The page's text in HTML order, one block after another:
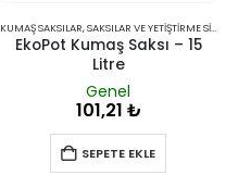
KUMAŞ SAKSILAR,SAKSILAR VE YETIŞTIRME SISTEMLERI
EkoPot Kumaş Saksı – 15
Litre
Genel
101,21 ₺
SEPETE EKLE